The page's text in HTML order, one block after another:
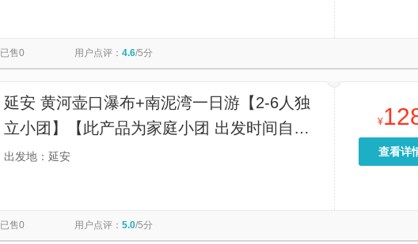
已售0 用户点评： 4.6/5分
延安 黄河壶口瀑布+南泥湾一日游【2-6人独
立小团】【此产品为家庭小团 出发时间自由
还可以报大团出行】
出发地：延安
¥
查看详
已售0 用户点评： 5.0/5分